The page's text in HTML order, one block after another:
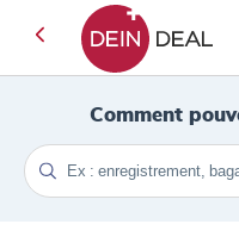
Comment